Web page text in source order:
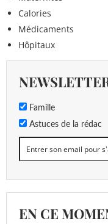
Calories
Médicaments
Hôpitaux
Famille
Astuces de la rédac
EN CE